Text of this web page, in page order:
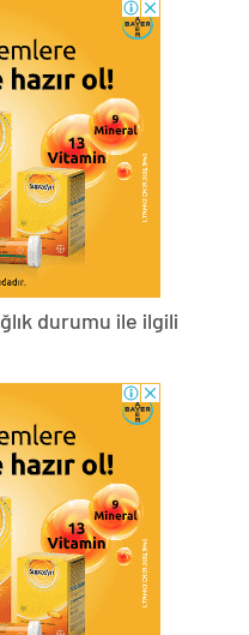
durumu ile ilgili